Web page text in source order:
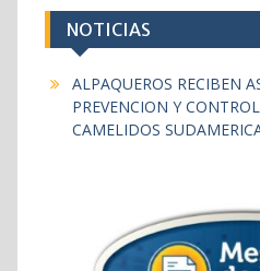
NOTICIAS
ALPAQUEROS RECIBEN
PREVENCION Y
CAMELIDOS